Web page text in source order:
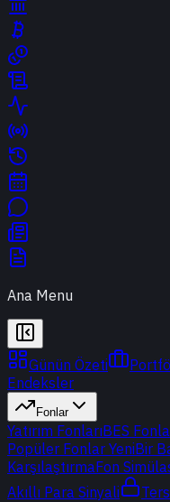
Ana Menu
Günün Özeti
Endeksler
Fonlar
Yatırım FonlarıBES
Popüler Fonlar YeniBir
KarşılaştırmaFon
Akıllı Para Sinyali